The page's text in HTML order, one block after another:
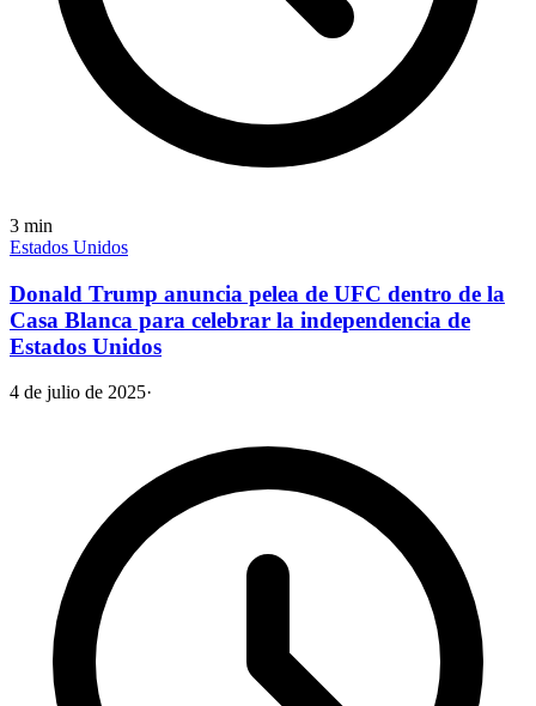
3 min
Estados Unidos
Donald Trump anuncia pelea de UFC dentro de la
Casa Blanca para celebrar la independencia de
Estados Unidos
4 de julio de 2025·